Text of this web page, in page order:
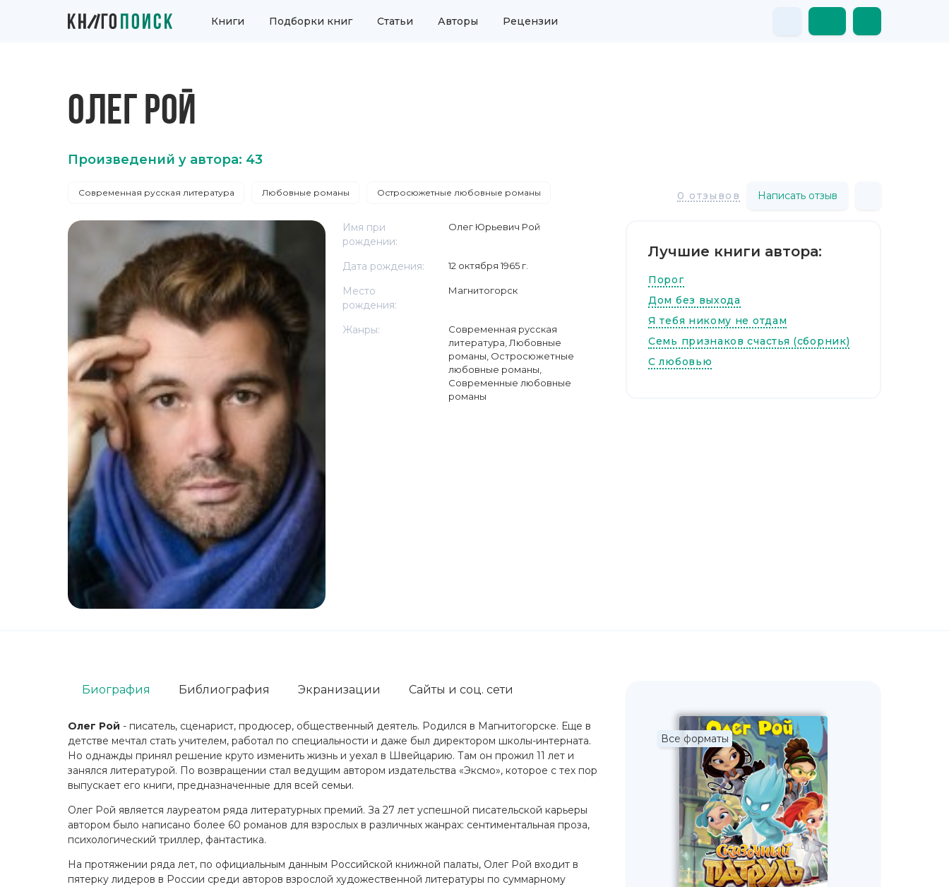
Книги Подборки книг Статьи Авторы Рецензии
ОЛЕГ РОЙ
Произведений у автора: 43
Современная русская литература Любовные романы Остросюжетные любовные романы 0 отзывов Написать отзыв
Имя при
рождении:
Олег Юрьевич Рой
Дата рождения: 12 октября 1965 г.
Место
рождения:
Магнитогорск
Жанры:
Современная русская
литература Любовные
романы Остросюжетные
любовные романы
Современные любовные
романы
Лучшие книги автора:
Порог
Дом без выхода
Я тебя никому не отдам
Семь признаков счастья (сборник)
С любовью
Олег Рой - писатель, сценарист, продюсер, общественный деятель. Родился в Магнитогорске. Ещe в
детстве мечтал стать учителем, работал по специальности и даже был директором школы-интерната.
Но однажды принял решение круто изменить жизнь и уехал в Швейцарию. Там он прожил 11 лет и
занялся литературой. По возвращении стал ведущим автором издательства «Эксмо», которое с тех пор
выпускает его книги, предназначенные для всей семьи.
Олег Рой является лауреатом ряда литературных премий. За 27 лет успешной писательской карьеры
автором было написано более 60 романов для взрослых в различных жанрах: сентиментальная проза,
психологический триллер, фантастика.
На протяжении ряда лет, по официальным данным Российской книжной палаты, Олег Рой входит в
пятерку лидеров в России среди авторов взрослой художественной литературы по суммарному
Биография Библиография Экранизации Сайты и соц. сети
Все форматы